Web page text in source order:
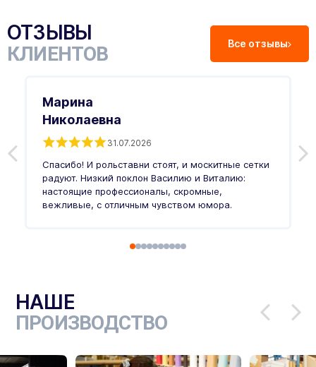
ОТЗЫВЫ
КЛИЕНТОВ Все отзывы
Марина
Николаевна
31.07.2026
Спасибо! И рольставни стоят, и москитные сетки
радуют. Низкий поклон Василию и Виталию:
настоящие профессионалы, скромные,
вежливые, с отличным чувством юмора.
НАШЕ
ПРОИЗВОДСТВО